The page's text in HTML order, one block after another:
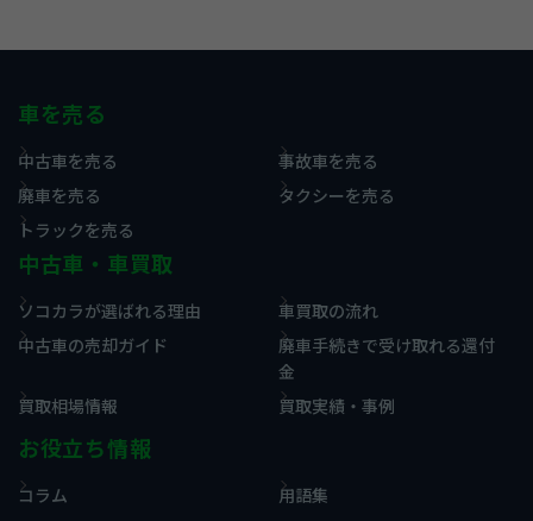
車を売る
中古車を売る
事故車を売る
廃車を売る
タクシーを売る
トラックを売る
中古車・車買取
ソコカラが選ばれる理由
車買取の流れ
中古車の売却ガイド
廃車手続きで受け取れる還付
金
買取相場情報
買取実績・事例
お役立ち情報
コラム 用語集